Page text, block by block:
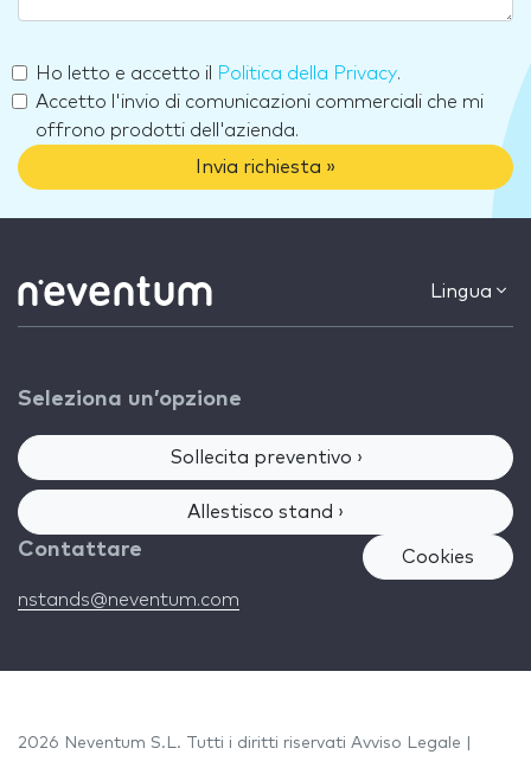
Ho letto e accetto il Politica della Privacy.
Accetto l'invio di comunicazioni commerciali che mi
offrono prodotti dell'azienda.
Invia richiesta »
Lingua
Seleziona un’opzione
Sollecita preventivo ›
Allestisco stand ›
Contattare
nstands@neventum.com
Cookies
2026 Neventum S.L. Tutti i diritti riservati Avviso Legale